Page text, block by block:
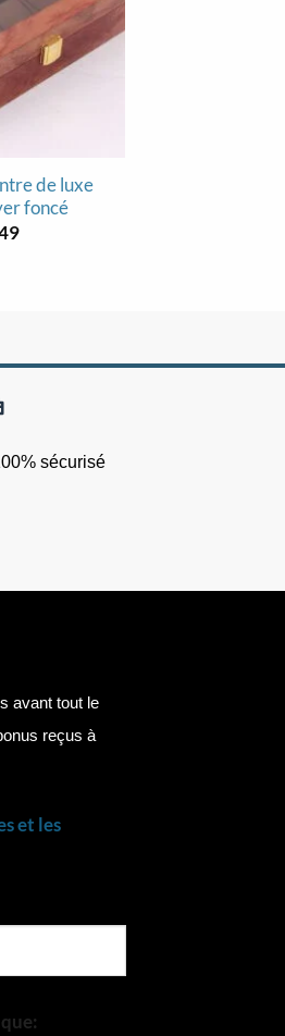
de luxe
foncé
sécurisé
avant tout le
reçus à
et les